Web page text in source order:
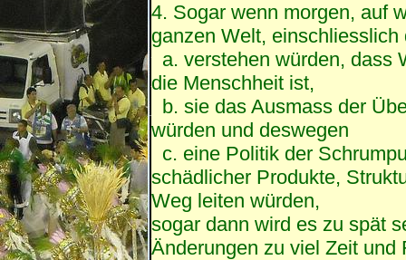
4. Sogar wenn morgen, auf
ganzen Welt,
a. verstehen würden, dass
die Menschheit ist,
b. sie das Ausmass der
würden und deswegen
c. eine Politik der
schädlicher Produkte,
Weg leiten würden,
sogar dann wird es zu spät
Änderungen zu viel Zeit und